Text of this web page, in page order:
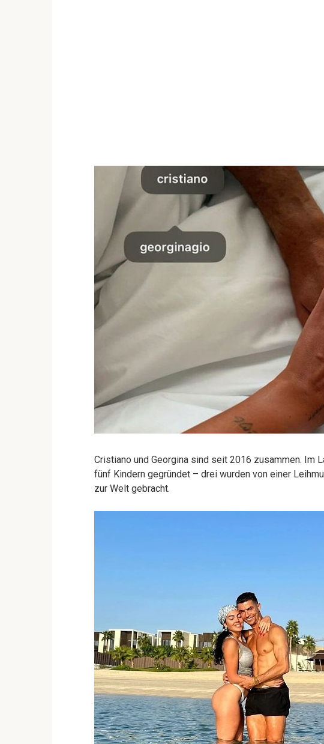
Cristiano und Georgina sind seit 2016 zusammen. Im
fünf Kindern gegründet – drei wurden von einer
zur Welt gebracht.